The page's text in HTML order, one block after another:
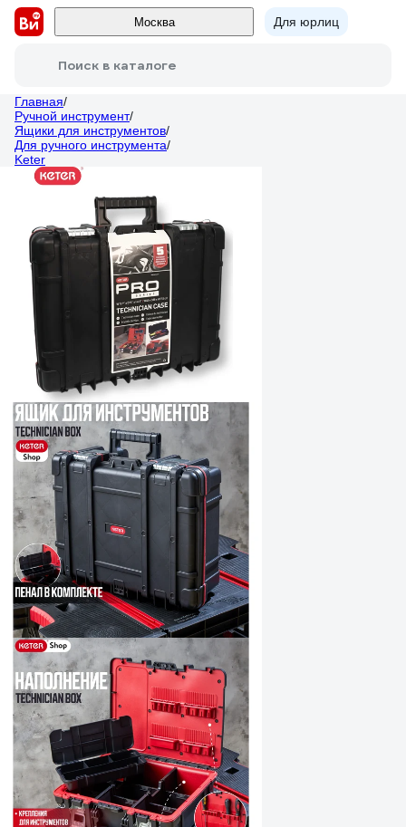
Москва Для юрлиц
Поиск в каталоге
Главная/
Ручной инструмент/
Ящики для инструментов/
Для ручного инструмента/
Keter